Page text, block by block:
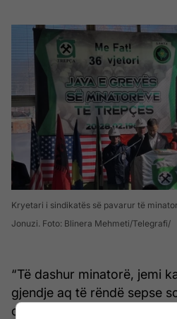
Kryetari i sindikatës së pavarur të
Jonuzi. Foto: Blinera Mehmeti/Telegrafi
“Të dashur minatorë, jemi
gjendje aq të rëndë sepse
oksigjenin, dorëzat, çizmet.